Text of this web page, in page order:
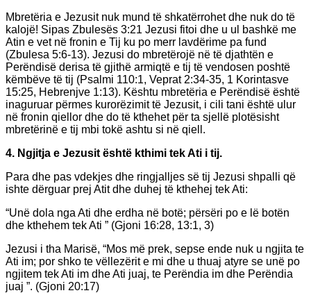
Mbretëria e Jezusit nuk mund të shkatërrohet dhe nuk do të
kalojë! Sipas Zbulesës 3:21 Jezusi fitoi dhe u ul bashkë me
Atin e vet në fronin e Tij ku po merr lavdërime pa fund
(Zbulesa 5:6-13). Jezusi do mbretërojë në të djathtën e
Perëndisë derisa të gjithë armiqtë e tij të vendosen poshtë
këmbëve të tij (Psalmi 110:1, Veprat 2:34-35, 1 Korintasve
15:25, Hebrenjve 1:13). Kështu mbretëria e Perëndisë është
inaguruar përmes kurorëzimit të Jezusit, i cili tani është ulur
në fronin qiellor dhe do të kthehet për ta sjellë plotësisht
mbretërinë e tij mbi tokë ashtu si në qiell.
4. Ngjitja e Jezusit është kthimi tek Ati i tij.
Para dhe pas vdekjes dhe ringjalljes së tij Jezusi shpalli që
ishte dërguar prej Atit dhe duhej të kthehej tek Ati:
“Unë dola nga Ati dhe erdha në botë; përsëri po e lë botën
dhe kthehem tek Ati ” (Gjoni 16:28, 13:1, 3)
Jezusi i tha Marisë, “Mos më prek, sepse ende nuk u ngjita te
Ati im; por shko te vëllezërit e mi dhe u thuaj atyre se unë po
ngjitem tek Ati im dhe Ati juaj, te Perëndia im dhe Perëndia
juaj ”. (Gjoni 20:17)